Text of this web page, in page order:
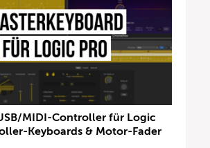
MIDI-Controller für Logic
Keyboards & Motor-Fader